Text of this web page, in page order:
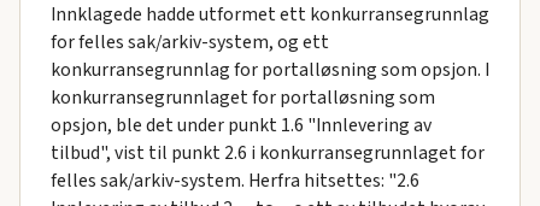
Innklagede hadde utformet ett konkurransegrunnlag
for felles sak/arkiv-system, og ett
konkurransegrunnlag for portalløsning som opsjon. I
konkurransegrunnlaget for portalløsning som
opsjon, ble det under punkt 1.6 "Innlevering av
tilbud", vist til punkt 2.6 i konkurransegrunnlaget for
felles sak/arkiv-system. Herfra hitsettes: "2.6